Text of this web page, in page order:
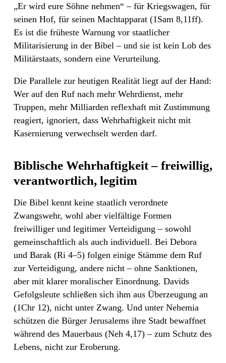
„Er wird eure Söhne nehmen“ – für Kriegswagen, für
seinen Hof, für seinen Machtapparat (1Sam 8,11ff).
Es ist die früheste Warnung vor staatlicher
Militarisierung in der Bibel – und sie ist kein Lob des
Militärstaats, sondern eine Verurteilung.
Die Parallele zur heutigen Realität liegt auf der Hand:
Wer auf den Ruf nach mehr Wehrdienst, mehr
Truppen, mehr Milliarden reflexhaft mit Zustimmung
reagiert, ignoriert, dass Wehrhaftigkeit nicht mit
Kasernierung verwechselt werden darf.
Biblische Wehrhaftigkeit – freiwillig,
verantwortlich, legitim
Die Bibel kennt keine staatlich verordnete
Zwangswehr, wohl aber vielfältige Formen
freiwilliger und legitimer Verteidigung – sowohl
gemeinschaftlich als auch individuell. Bei Debora
und Barak (Ri 4–5) folgen einige Stämme dem Ruf
zur Verteidigung, andere nicht – ohne Sanktionen,
aber mit klarer moralischer Einordnung. Davids
Gefolgsleute schließen sich ihm aus Überzeugung an
(1Chr 12), nicht unter Zwang. Und unter Nehemia
schützen die Bürger Jerusalems ihre Stadt bewaffnet
während des Mauerbaus (Neh 4,17) – zum Schutz des
Lebens, nicht zur Eroberung.